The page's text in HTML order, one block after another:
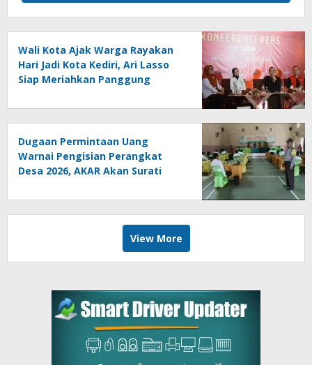
Wali Kota Ajak Warga Rayakan
Hari Jadi Kota Kediri, Ari Lasso
Siap Meriahkan Panggung
Dugaan Permintaan Uang
Warnai Pengisian Perangkat
Desa 2026, AKAR Akan Surati
View More